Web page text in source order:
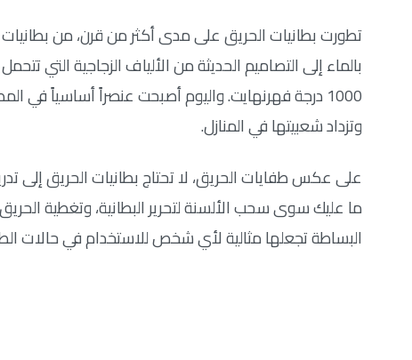
تطورت بطانيات الحريق على مدى أكثر من قرن، من
بالماء إلى التصاميم الحديثة من الألياف الزجاجية التي
1000 درجة فهرنهايت. واليوم أصبحت عنصراً أساسياً في
وتزداد شعبيتها في المنازل.
على عكس طفايات الحريق، لا تحتاج بطانيات الحريق إلى
ما عليك سوى سحب الألسنة لتحرير البطانية، وتغطية
البساطة تجعلها مثالية لأي شخص للاستخدام في حالات